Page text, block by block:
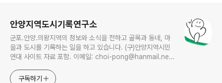
안양지역도시기록연구소
군포.안양.의왕지역의 정보와 소식을 전하고 골목과 동네, 마
을과 도시를 기록하는 일을 하고 있습니다. (구)안양지역시민
연대 사이트 자료 포함. 이메일: choi-pong@hanmail.net
구독하기